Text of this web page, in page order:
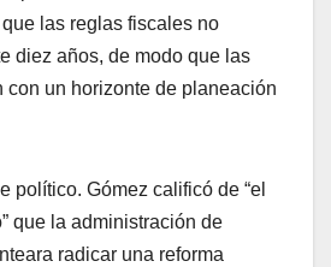
las reglas fiscales no
diez años, de modo que las
con un horizonte de planeación
político. Gómez calificó de “el
que la administración de
radicar una reforma